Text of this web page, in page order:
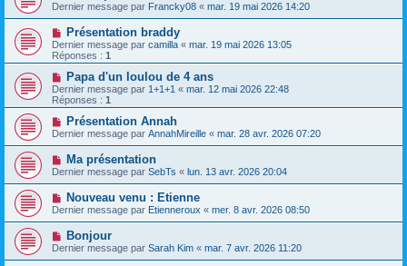
Dernier message par Francky08 « mar. 19 mai 2026 14:20
Présentation braddy
Dernier message par camilla « mar. 19 mai 2026 13:05
Réponses : 1
Papa d'un loulou de 4 ans
Dernier message par 1+1+1 « mar. 12 mai 2026 22:48
Réponses : 1
Présentation Annah
Dernier message par AnnahMireille « mar. 28 avr. 2026 07:20
Ma présentation
Dernier message par SebTs « lun. 13 avr. 2026 20:04
Nouveau venu : Etienne
Dernier message par Etienneroux « mer. 8 avr. 2026 08:50
Bonjour
Dernier message par Sarah Kim « mar. 7 avr. 2026 11:20